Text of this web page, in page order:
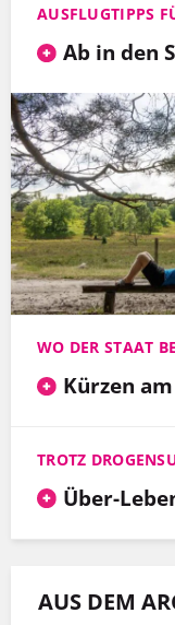
AUSFLUGTIPPS
Ab in den
WO DER STAAT
Kürzen
TROTZ
Über-
AUS DEM